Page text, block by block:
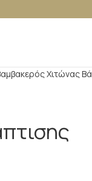
Χιτώνας